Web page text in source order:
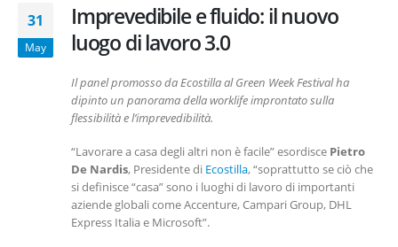
31
May
Imprevedibile e fluido: il nuovo
luogo di lavoro 3.0
Il panel promosso da Ecostilla al Green Week Festival ha
dipinto un panorama della worklife improntato sulla
flessibilità e l’imprevedibilità.
“Lavorare a casa degli altri non è facile” esordisce Pietro
De Nardis, Presidente di Ecostilla, “soprattutto se ciò che
si definisce “casa” sono i luoghi di lavoro di importanti
aziende globali come Accenture, Campari Group, DHL
Express Italia e Microsoft”.